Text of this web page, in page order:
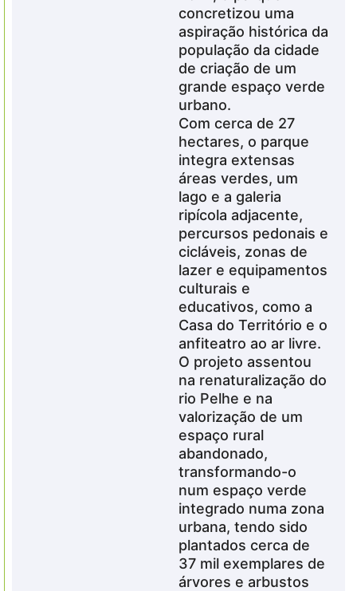
concretizou uma
aspiração histórica da
população da cidade
de criação de um
grande espaço verde
urbano.
Com cerca de 27
hectares, o parque
integra extensas
áreas verdes, um
lago e a galeria
ripícola adjacente,
percursos pedonais e
cicláveis, zonas de
lazer e equipamentos
culturais e
educativos, como a
Casa do Território e o
anfiteatro ao ar livre.
O projeto assentou
na renaturalização do
rio Pelhe e na
valorização de um
espaço rural
abandonado,
transformando-o
num espaço verde
integrado numa zona
urbana, tendo sido
plantados cerca de
37 mil exemplares de
árvores e arbustos